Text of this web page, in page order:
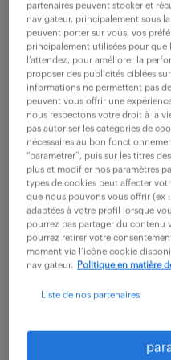
ne ratez
recevez chaque
correspondent à
créer une alerte
partagez-
partenaires peuvent stocker et
navigateur, principalement sous
peuvent porter sur vous, vos
principalement utilisées pour
l’attendez, pour améliorer la
proposer des publicités ciblées
informations ne permettent pas
peuvent vous offrir une
nous respectons votre droit à la
pas autoriser les catégories de
nécessaires au bon
“paramétrer”, puis sur les titres
plus et modifier nos paramètres
types de cookies peut affecter
que nous pouvons vous offrir (ex
adaptées à votre profil lorsque
pourrez pas partager du contenu
pourrez retirer votre
moment via l’icône cookie
navigateur.
Politique en matière
Liste de nos partenaires